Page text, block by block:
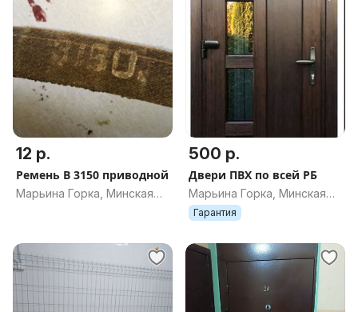
12 р.
Ремень В 3150 приводной
Марьина Горка, Минская
500 р.
Двери ПВХ по всей РБ
Марьина Горка, Минская
обл.
Гарантия